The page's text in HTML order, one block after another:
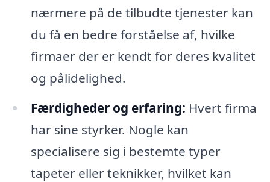
nærmere på de tilbudte tjenester kan
du få en bedre forståelse af, hvilke
firmaer der er kendt for deres kvalitet
og pålidelighed.
Færdigheder og erfaring: Hvert firma
har sine styrker. Nogle kan
specialisere sig i bestemte typer
tapeter eller teknikker, hvilket kan